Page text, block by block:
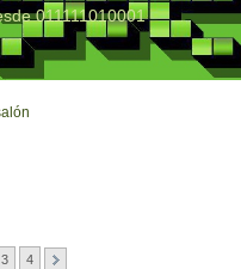
011111010001
3 4